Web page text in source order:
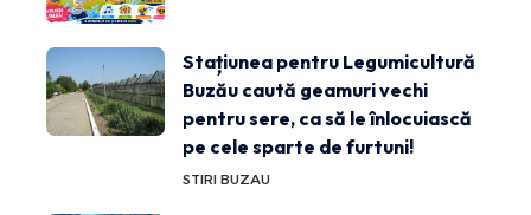
Stațiunea pentru Legumicultură
Buzău caută geamuri vechi
pentru sere, ca să le înlocuiască
pe cele sparte de furtuni!
STIRI BUZAU